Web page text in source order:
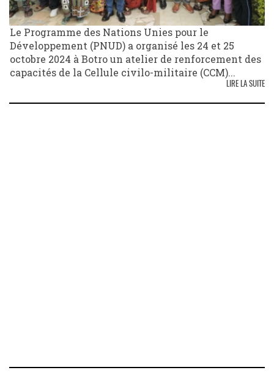
Le Programme des Nations Unies pour le
Développement (PNUD) a organisé les 24 et 25
octobre 2024 à Botro un atelier de renforcement des
capacités de la Cellule civilo-militaire (CCM)...
LIRE LA SUITE